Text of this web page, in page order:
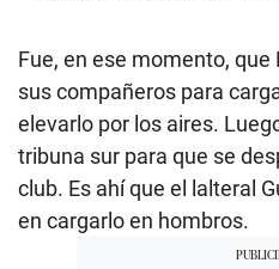
Fue, en ese momento, que
sus compañeros para
elevarlo por los aires.
tribuna sur para que se
club. Es ahí que el lalteral
en cargarlo en hombros.